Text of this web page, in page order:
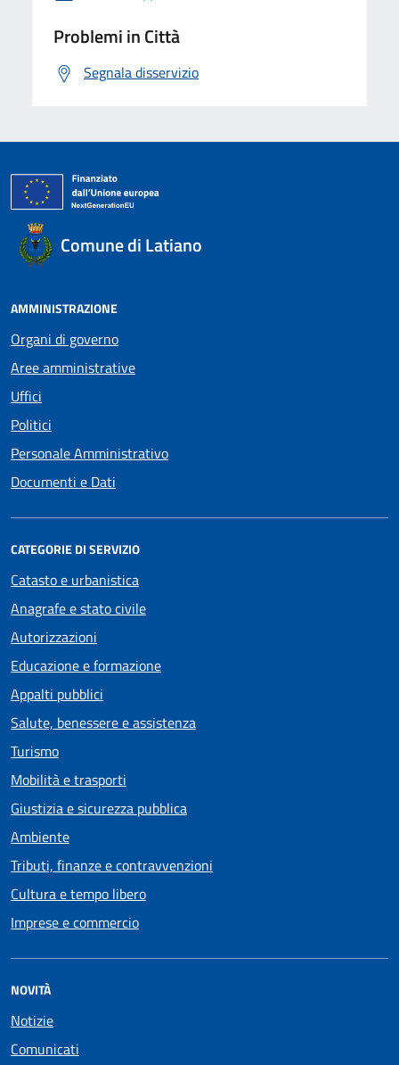
Problemi in Città
Segnala disservizio
Comune di Latiano
AMMINISTRAZIONE
Organi di governo
Aree amministrative
Uffici
Politici
Personale Amministrativo
Documenti e Dati
CATEGORIE DI SERVIZIO
Catasto e urbanistica
Anagrafe e stato civile
Autorizzazioni
Educazione e formazione
Appalti pubblici
Salute, benessere e assistenza
Turismo
Mobilità e trasporti
Giustizia e sicurezza pubblica
Ambiente
Tributi, finanze e contravvenzioni
Cultura e tempo libero
Imprese e commercio
NOVITÀ
Notizie
Comunicati